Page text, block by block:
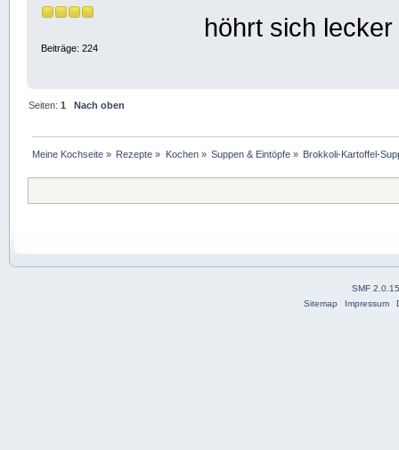
Beiträge: 224
höhrt sich
Seiten:1 Nach oben
Meine Kochseite » Rezepte » Kochen» Suppen & Eintöpfe » Brokkoli-Kartoffel-
SMF
Sitemap
Impressum